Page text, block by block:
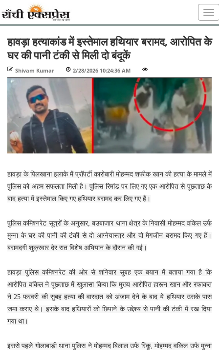
हावड़ा हत्याकांड में इस्तेमाल हथियार बरामद, आरोपित के
घर की पानी टंकी से मिली दो बंदूकें
Shivam Kumar 2/28/2026 10:24:36 AM
हावड़ा के पिलखाना इलाके में प्रॉपर्टी कारोबारी मोहम्मद शफीक खान की हत्या के मामले में
पुलिस को अहम सफलता मिली है। पुलिस रिमांड पर लिए गए एक आरोपित से पूछताछ के
बाद हत्या में इस्तेमाल किए गए हथियार बरामद कर लिए गए हैं।
पुलिस कमिश्नरेट सूत्रों के अनुसार, बउबाजार थाना क्षेत्र के निवासी मोहम्मद वकिल उर्फ
मुन्ना के घर की पानी की टंकी से दो आग्नेयास्त्र और दो मैगजीन बरामद किए गए हैं।
बरामदगी शुक्रवार देर रात विशेष अभियान के दौरान की गई।
हावड़ा पुलिस कमिश्नरेट की ओर से शनिवार सुबह एक बयान में बताया गया है कि
आरोपित वकिल ने पूछताछ में खुलासा किया कि मुख्य आरोपित हारून खान और रफाकत
ने 25 फरवरी की सुबह हत्या की वारदात को अंजाम देने के बाद ये हथियार उसके पास
जमा कराए थे। इसके बाद हथियारों को छिपाने के उद्देश्य से पानी की टंकी में रख दिया
गया था।
इससे पहले गोलाबाड़ी थाना पुलिस ने मोहम्मद बिलाल उर्फ रिंकू, मोहम्मद वकिल उर्फ मुन्ना